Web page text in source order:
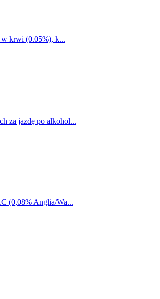
w krwi (0.05%), k...
za jazdę po alkohol...
(0,08% Anglia/Wa...